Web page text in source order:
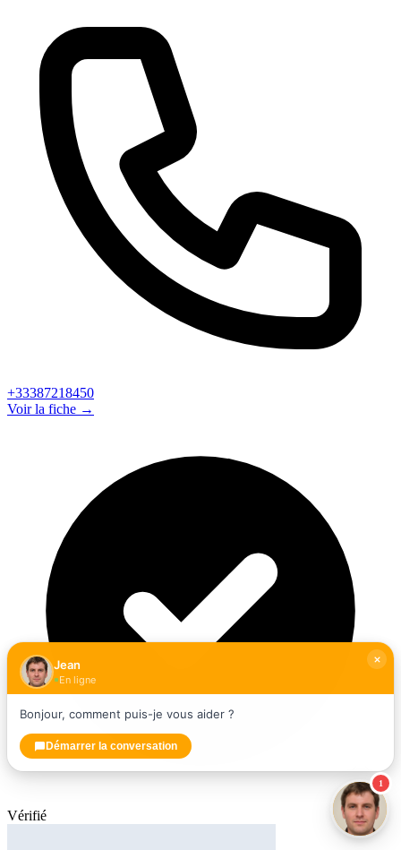
+33387218450
Voir la fiche →
Vérifié
1
Jean
En ligne
Bonjour, comment puis-je vous aider ?
Démarrer la conversation